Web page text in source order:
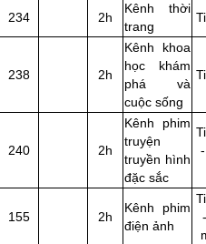
234 2h
Kênh thời
trang
238 2h
Kênh khoa
học khám
phá và
cuộc sống
240 2h
Kênh phim
truyện
truyền hình
đặc sắc
155 2h
Kênh phim
điện ảnh